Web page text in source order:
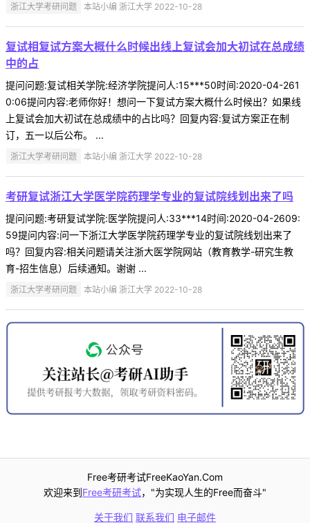
浙江大学考研问题 本站小编 浙江大学 2022-10-28
复试相复试方案大概什么时候出线上复试会加大初试在总成绩
中的占
提问问题:复试相关学院:经济学院提问人:15***50时间:2020-04-261
0:06提问内容:老师你好！想问一下复试方案大概什么时候出？如果线
上复试会加大初试在总成绩中的占比吗？回复内容:复试方案正在制
订，五一以后公布。 ...
浙江大学考研问题 本站小编 浙江大学 2022-10-28
考研复试浙江大学医学院药理学专业的复试院线划出来了吗
提问问题:考研复试学院:医学院提问人:33***14时间:2020-04-2609:
59提问内容:问一下浙江大学医学院药理学专业的复试院线划出来了
吗？回复内容:相关问题请关注浙大医学院网站（教育教学-研究生教
育-招生信息）后续通知。谢谢 ...
浙江大学考研问题 本站小编 浙江大学 2022-10-28
Free考研考试FreeKaoYan.Com
欢迎来到Free考研考试，"为实现人生的Free而奋斗"
关于我们 联系我们 电子邮件